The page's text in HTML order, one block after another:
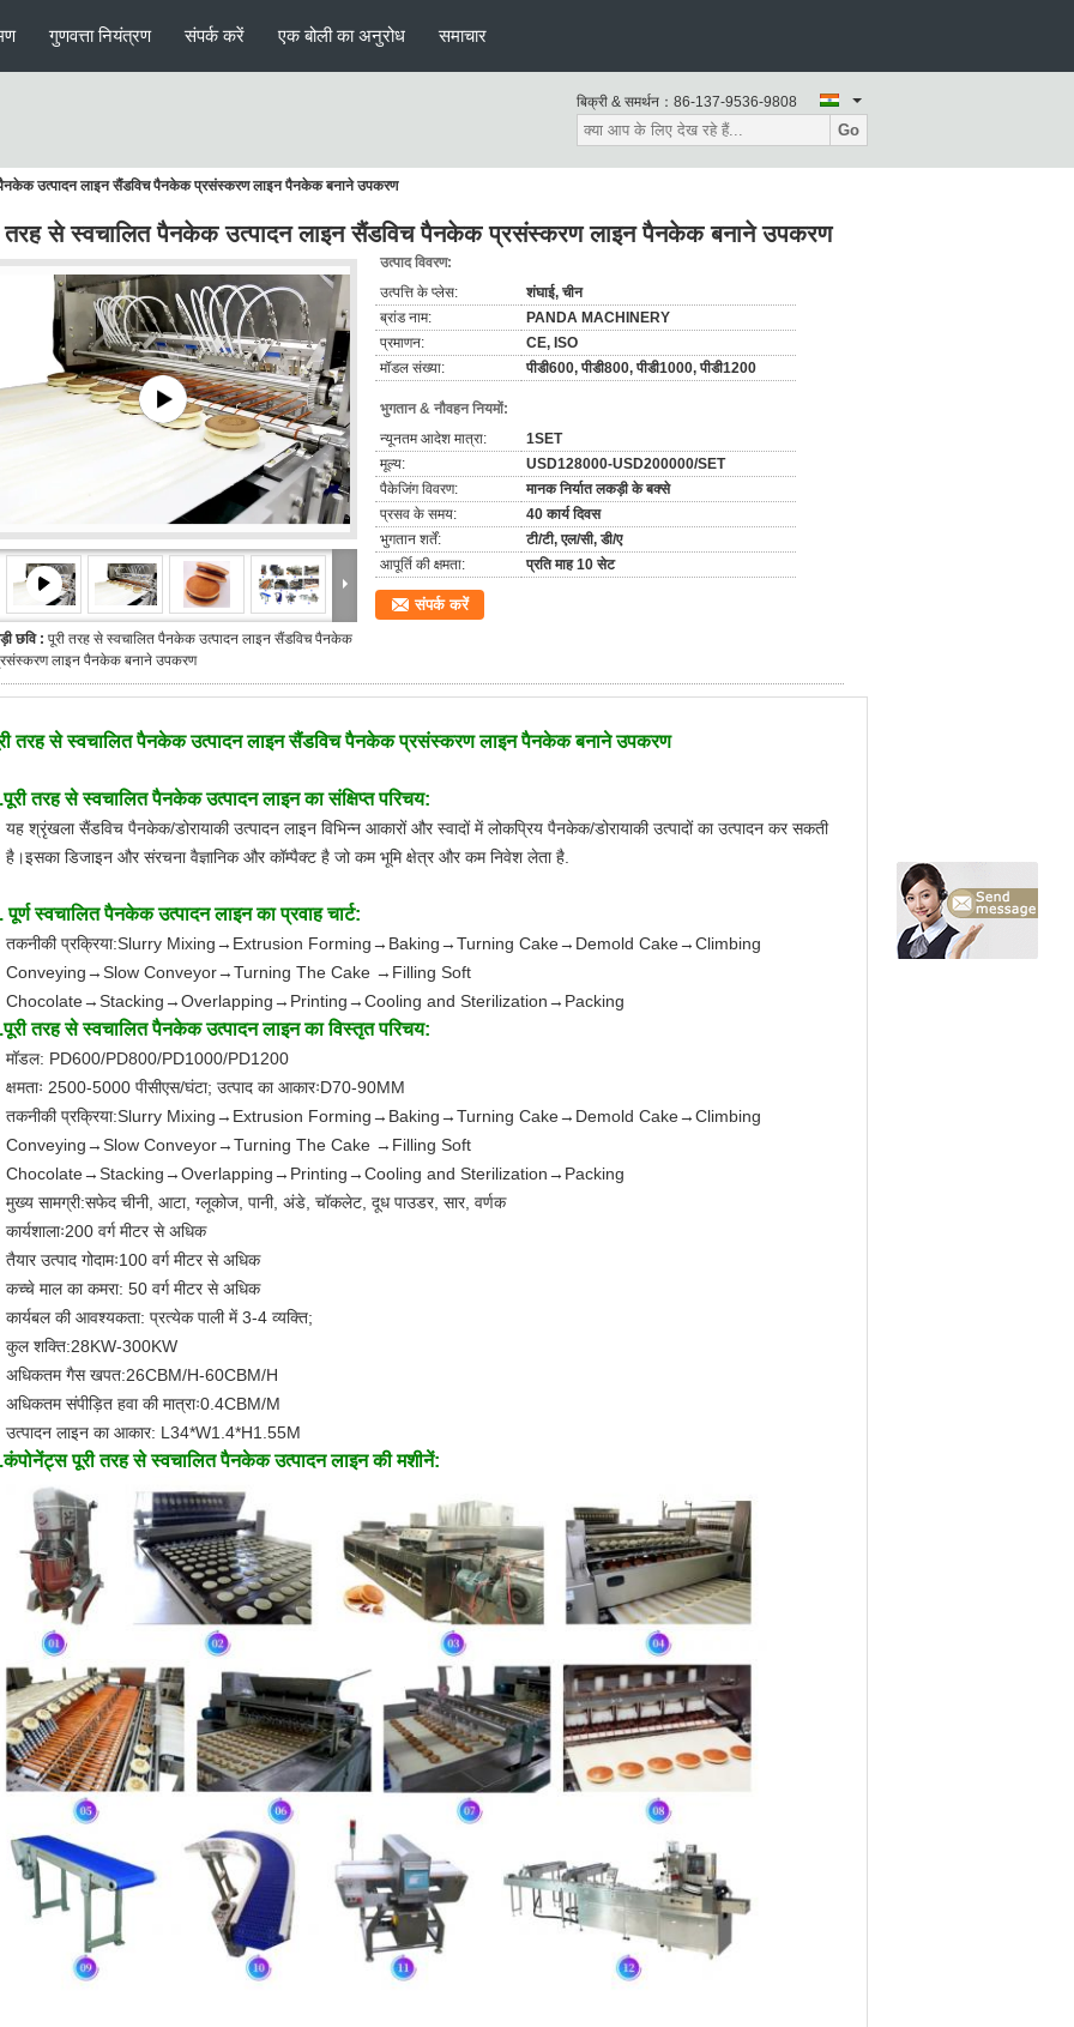
गुणवत्ता नियंत्रण संपर्क करें एक बोली का अनुरोध समाचार
बिक्री & समर्थन： 86-137-9536-9808
Go
पैनकेक उत्पादन लाइन सैंडविच पैनकेक प्रसंस्करण लाइन पैनकेक बनाने उपकरण
तरह से स्वचालित पैनकेक उत्पादन लाइन सैंडविच पैनकेक प्रसंस्करण लाइन पैनकेक बनाने उपकरण
छवि : पूरी तरह से स्वचालित पैनकेक उत्पादन लाइन सैंडविच पैनकेक
लाइन पैनकेक बनाने उपकरण
उत्पाद विवरण:
उत्पत्ति के प्लेस:
शंघाई, चीन
ब्रांड नाम:
PANDA MACHINERY
प्रमाणन:
CE, ISO
मॉडल संख्या:
पीडी600, पीडी800, पीडी1000, पीडी1200
भुगतान & नौवहन नियमों:
न्यूनतम आदेश मात्रा:
1SET
मूल्य:
USD128000-USD200000/SET
पैकेजिंग विवरण:
मानक निर्यात लकड़ी के बक्से
प्रसव के समय:
40 कार्य दिवस
भुगतान शर्तें:
टी/टी, एल/सी, डी/ए
आपूर्ति की क्षमता:
प्रति माह 10 सेट
संपर्क करें
तरह से स्वचालित पैनकेक उत्पादन लाइन सैंडविच पैनकेक प्रसंस्करण लाइन पैनकेक बनाने उपकरण
तरह से स्वचालित पैनकेक उत्पादन लाइन का संक्षिप्त परिचय:
यह श्रृंखला सैंडविच पैनकेक/डोरायाकी उत्पादन लाइन विभिन्न आकारों और स्वादों में लोकप्रिय पैनकेक/डोरायाकी उत्पादों का उत्पादन कर सकती
है।इसका डिजाइन और संरचना वैज्ञानिक और कॉम्पैक्ट है जो कम भूमि क्षेत्र और कम निवेश लेता है.
पूर्ण स्वचालित पैनकेक उत्पादन लाइन का प्रवाह चार्ट:
तकनीकी प्रक्रिया:Slurry Mixing→Extrusion Forming→Baking→Turning Cake→Demold Cake→Climbing
Conveying→Slow Conveyor→Turning The Cake →Filling Soft
Chocolate→Stacking→Overlapping→Printing→Cooling and Sterilization→Packing
तरह से स्वचालित पैनकेक उत्पादन लाइन का विस्तृत परिचय:
मॉडल: PD600/PD800/PD1000/PD1200
क्षमताः 2500-5000 पीसीएस/घंटा; उत्पाद का आकारःD70-90MM
तकनीकी प्रक्रिया:Slurry Mixing→Extrusion Forming→Baking→Turning Cake→Demold Cake→Climbing
Conveying→Slow Conveyor→Turning The Cake →Filling Soft
Chocolate→Stacking→Overlapping→Printing→Cooling and Sterilization→Packing
मुख्य सामग्री:सफेद चीनी, आटा, ग्लूकोज, पानी, अंडे, चॉकलेट, दूध पाउडर, सार, वर्णक
कार्यशालाः200 वर्ग मीटर से अधिक
तैयार उत्पाद गोदामः100 वर्ग मीटर से अधिक
कच्चे माल का कमरा: 50 वर्ग मीटर से अधिक
कार्यबल की आवश्यकता: प्रत्येक पाली में 3-4 व्यक्ति;
कुल शक्ति:28KW-300KW
अधिकतम गैस खपत:26CBM/H-60CBM/H
अधिकतम संपीड़ित हवा की मात्राः0.4CBM/M
उत्पादन लाइन का आकार: L34*W1.4*H1.55M
पूरी तरह से स्वचालित पैनकेक उत्पादन लाइन की मशीनें: